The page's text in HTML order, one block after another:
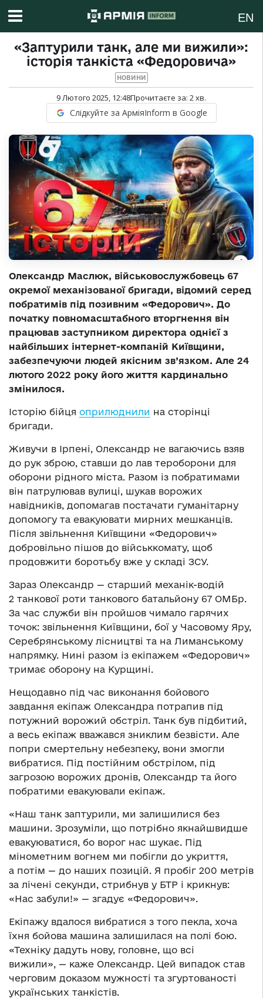
EN
«Заптурили танк, але ми вижили»:
історія танкіста «Федоровича»
НОВИНИ
9 Лютого 2025, 12:48Прочитаєте за: 2хв.
Слідкуйте за АрміяInform в Google
Олександр Маслюк, військовослужбовець 67
окремої механізованої бригади, відомий серед
побратимів під позивним «Федорович». До
початку повномасштабного вторгнення він
працював заступником директора однієї з
найбільших інтернет-компаній Київщини,
забезпечуючи людей якісним зв’язком. Але 24
лютого 2022 року його життя кардинально
змінилося.
Історію бійця оприлюднили на сторінці
бригади.
Живучи в Ірпені, Олександр не вагаючись взяв
до рук зброю, ставши до лав тероборони для
оборони рідного міста. Разом із побратимами
він патрулював вулиці, шукав ворожих
навідників, допомагав постачати гуманітарну
допомогу та евакуювати мирних мешканців.
Після звільнення Київщини «Федорович»
добровільно пішов до військкомату, щоб
продовжити боротьбу вже у складі ЗСУ.
Зараз Олександр — старший механік-водій
2 танкової роти танкового батальйону 67 ОМБр.
За час служби він пройшов чимало гарячих
точок: звільнення Київщини, бої у Часовому Яру,
Серебрянському лісництві та на Лиманському
напрямку. Нині разом із екіпажем «Федорович»
тримає оборону на Курщині.
Нещодавно під час виконання бойового
завдання екіпаж Олександра потрапив під
потужний ворожий обстріл. Танк був підбитий,
а весь екіпаж вважався зниклим безвісти. Але
попри смертельну небезпеку, вони змогли
вибратися. Під постійним обстрілом, під
загрозою ворожих дронів, Олександр та його
побратими евакуювали екіпаж.
«Наш танк заптурили, ми залишилися без
машини. Зрозуміли, що потрібно якнайшвидше
евакуюватися, бо ворог нас шукає. Під
мінометним вогнем ми побігли до укриття,
а потім — до наших позицій. Я пробіг 200 метрів
за лічені секунди, стрибнув у БТР і крикнув:
«Нас забули!» — згадує «Федорович».
Екіпажу вдалося вибратися з того пекла, хоча
їхня бойова машина залишилася на полі бою.
«Техніку дадуть нову, головне, що всі
вижили», — каже Олександр. Цей випадок став
черговим доказом мужності та згуртованості
українських танкістів.